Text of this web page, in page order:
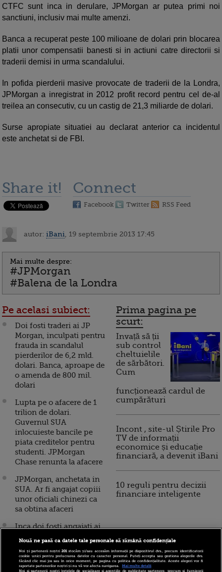
CTFC sunt inca in derulare, JPMorgan ar putea primi noi
sanctiuni, inclusiv mai multe amenzi.
Banca a recuperat peste 100 milioane de dolari prin blocarea
platii unor compensatii banesti si in actiuni catre directorii si
traderii demisi in urma scandalului.
In pofida pierderii masive provocate de traderii de la Londra,
JPMorgan a inregistrat in 2012 profit record pentru cel de-al
treilea an consecutiv, cu un castig de 21,3 miliarde de dolari.
Surse apropiate situatiei au declarat anterior ca incidentul
este anchetat si de FBI.
Share it! Connect
Facebook Twitter RSS Feed
autor: iBani , 19 septembrie 2013 17:45
Mai multe despre:
#JPMorgan
#Balena de la Londra
Pe acelasi subiect:
Doi fosti traderi ai JP
Morgan, inculpati pentru
frauda in scandalul
pierderilor de 6,2 mld.
dolari. Banca, aproape de
o amenda de 800 mil.
dolari
Lupta pe o afacere de 1
trilion de dolari.
Guvernul SUA
inlocuieste bancile pe
piata creditelor pentru
studenti. JPMorgan
Chase renunta la afacere
JPMorgan, anchetata in
SUA. Ar fi angajat copiii
unor oficiali chinezi ca
sa obtina afaceri
Inca doi fosti angajati ai
JPMorgan, inculpati in
Londra". Schema prin
care au pagubit banca cu
Prima pagina pe
scurt:
Invață să ții
sub control
cheltuielile
de sărbători.
Cum
funcționează cardul de
cumpărături
Incont , site-ul Știrile Pro
TV de informații
economice și educație
financiară, a devenit iBani
10 reguli pentru decizii
financiare inteligente
Nouă ne pasă ca datele tale personale să rămână confidențiale
Noi și partenerii noștri201stocăm și/sau accesăm informații pe dispozitivul dvs., precum identificatorii
cookie unici pentru prelucrarea datelor cu caracter personal. Puteți accepta sau gestiona alegerile dvs.
făcând clic mai jos sau în orice moment, pe pagina cu politica de confidențialitate. Aceste alegeri vor fi
raportate partenerilor noștri și nu vă vor afecta navigarea.
Mai multe detalii
Noi si partenerii nostri (retelele de socializare si agentiile de publicitate partenere, precum si furnizorii